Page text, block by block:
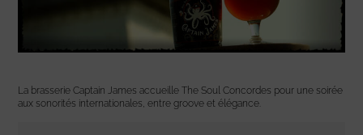
La brasserie Captain James accueille The Soul Concordes pour une soirée
aux sonorités internationales, entre groove et élégance.